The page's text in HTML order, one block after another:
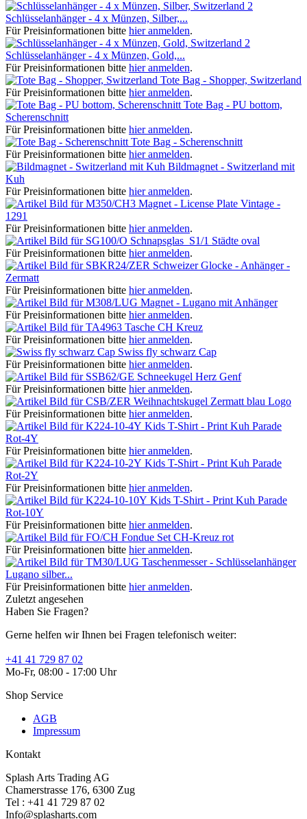
Schlüsselanhänger - 4 x Münzen, Silber,...
Für Preisinformationen bitte hier anmelden.
Schlüsselanhänger - 4 x Münzen, Gold,...
Für Preisinformationen bitte hier anmelden.
Tote Bag - Shopper, Switzerland
Für Preisinformationen bitte hier anmelden.
Tote Bag - PU bottom,
Scherenschnitt
Für Preisinformationen bitte hier anmelden.
Tote Bag - Scherenschnitt
Für Preisinformationen bitte hier anmelden.
Bildmagnet - Switzerland mit
Kuh
Für Preisinformationen bitte hier anmelden.
Magnet - License Plate Vintage -
1291
Für Preisinformationen bitte hier anmelden.
Schnapsglas S1/1 Städte oval
Für Preisinformationen bitte hier anmelden.
Schweizer Glocke - Anhänger -
Zermatt
Für Preisinformationen bitte hier anmelden.
Magnet - Lugano mit Anhänger
Für Preisinformationen bitte hier anmelden.
Tasche CH Kreuz
Für Preisinformationen bitte hier anmelden.
Swiss fly schwarz Cap
Für Preisinformationen bitte hier anmelden.
Schneekugel Herz Genf
Für Preisinformationen bitte hier anmelden.
Weihnachtskugel Zermatt blau Logo
Für Preisinformationen bitte hier anmelden.
Kids T-Shirt - Print Kuh Parade
Rot-4Y
Für Preisinformationen bitte hier anmelden.
Kids T-Shirt - Print Kuh Parade
Rot-2Y
Für Preisinformationen bitte hier anmelden.
Kids T-Shirt - Print Kuh Parade
Rot-10Y
Für Preisinformationen bitte hier anmelden.
Fondue Set CH-Kreuz rot
Für Preisinformationen bitte hier anmelden.
Taschenmesser - Schlüsselanhänger
Lugano silber...
Für Preisinformationen bitte hier anmelden.
Zuletzt angesehen
Haben Sie Fragen?
Gerne helfen wir Ihnen bei Fragen telefonisch weiter:
+41 41 729 87 02
Mo-Fr, 08:00 - 17:00 Uhr
Shop Service
AGB
Impressum
Kontakt
Splash Arts Trading AG
Chamerstrasse 176, 6300 Zug
Tel : +41 41 729 87 02
Info@splasharts.com